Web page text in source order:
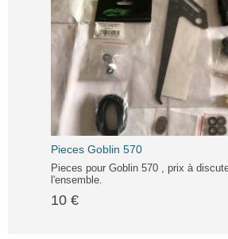
Pieces Goblin 570
Pieces pour Goblin 570 , prix à
l'ensemble.
10 €